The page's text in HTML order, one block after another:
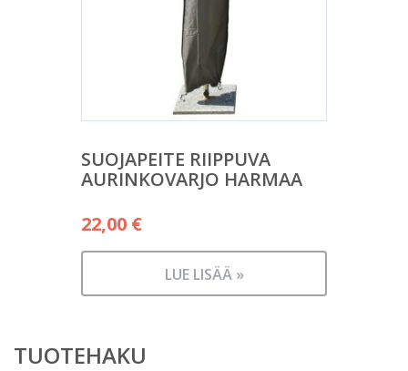
SUOJAPEITE RIIPPUVA
AURINKOVARJO HARMAA
22,00 €
LUE LISÄÄ »
TUOTEHAKU